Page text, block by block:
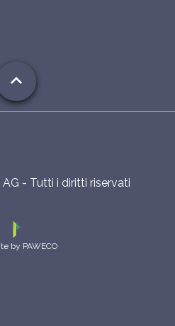
expand_less
- Tutti i diritti riservati
by PAWECO